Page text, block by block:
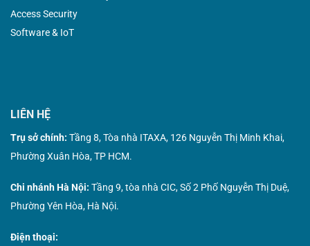
Access Security
Software & IoT
LIÊN HỆ
Trụ sở chính: Tầng 8, Tòa nhà ITAXA, 126 Nguyễn Thị Minh Khai,
Phường Xuân Hòa, TP HCM.
Chi nhánh Hà Nội: Tầng 9, tòa nhà CIC, Số 2 Phố Nguyễn Thị Duệ,
Phường Yên Hòa, Hà Nội.
Điện thoại: